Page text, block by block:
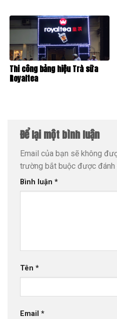
Thi công bảng hiệu Trà sữa
Royaltea
Để lại một bình luận
Email của bạn sẽ không
trường bắt buộc được đánh
Bình luận *
Tên *
Email *